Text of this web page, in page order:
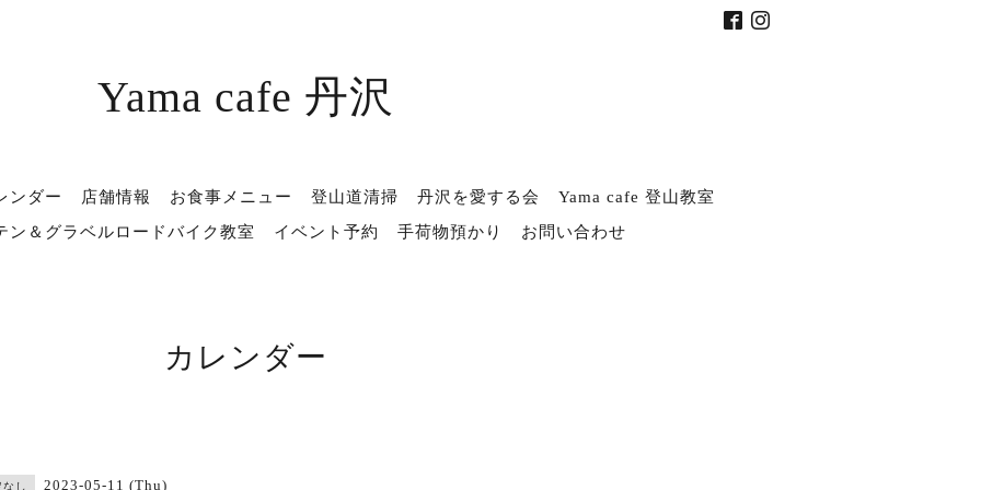
Yama cafe 丹沢
ンダー 店舗情報 お食事メニュー 登山道清掃 丹沢を愛する会
Yama cafe 登山教室
ン＆グラベルロードバイク教室
イベント予約 手荷物預かり お問い合わせ
カレンダー
し 2023-05-11 (Thu)